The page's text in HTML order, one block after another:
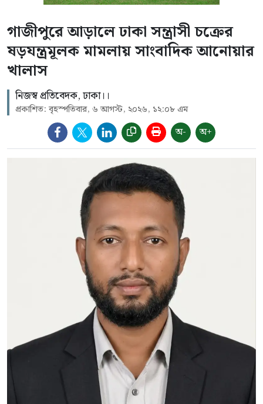
গাজীপুরে আড়ালে ঢাকা সন্ত্রাসী চক্রের
ষড়যন্ত্রমূলক মামলায় সাংবাদিক আনোয়ার
খালাস
নিজস্ব প্রতিবেদক, ঢাকা।।
প্রকাশিত: বৃহস্পতিবার, ৬ আগস্ট, ২০২৬, ১২:০৮ এম
অ- অ+